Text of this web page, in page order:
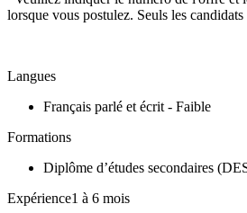
lorsque vous postulez. Seuls les candidats
Langues
Français parlé et écrit - Faible
Formations
Diplôme d’études secondaires
Expérience1 à 6 mois